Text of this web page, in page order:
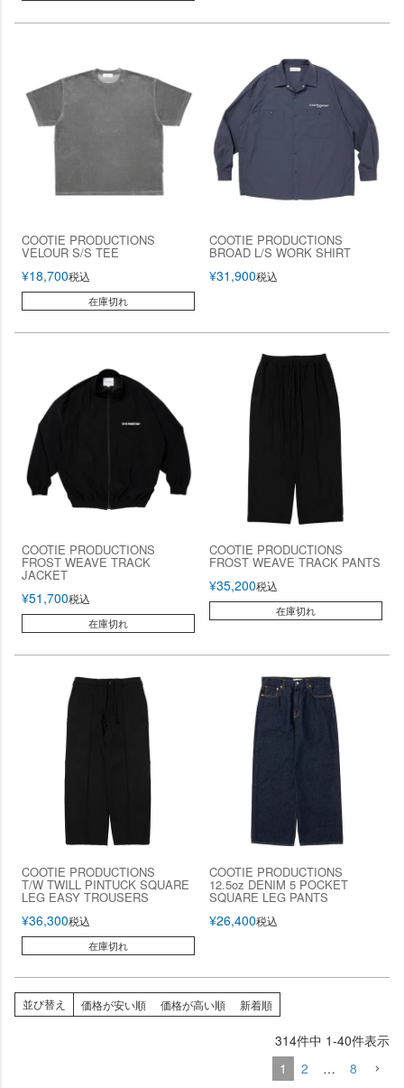
COOTIE PRODUCTIONS
VELOUR S/S TEE
¥18,700税込
在庫切れ
COOTIE PRODUCTIONS
BROAD L/S WORK SHIRT
¥31,900税込
COOTIE PRODUCTIONS
FROST WEAVE TRACK
JACKET
¥51,700税込
在庫切れ
COOTIE PRODUCTIONS
FROST WEAVE TRACK PANTS
¥35,200税込
在庫切れ
COOTIE PRODUCTIONS
T/W TWILL PINTUCK SQUARE
LEG EASY TROUSERS
¥36,300税込
在庫切れ
COOTIE PRODUCTIONS
12.5oz DENIM 5 POCKET
SQUARE LEG PANTS
¥26,400税込
並び替え 価格が安い順 価格が高い順 新着順
314件中 1-40件表示
1
2 … 8